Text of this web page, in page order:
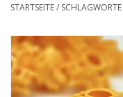
STARTSEITE/ SCHLAGWORTE